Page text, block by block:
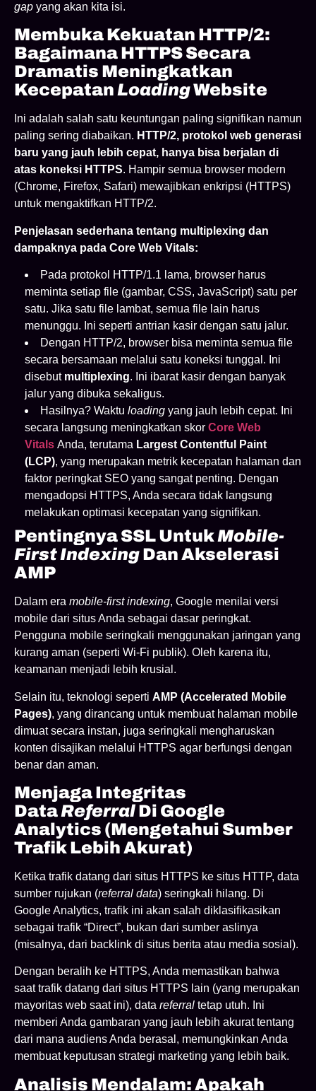
gap yang akan kita isi.
Membuka Kekuatan HTTP/2:
Bagaimana HTTPS Secara
Dramatis Meningkatkan
KecepatanLoadingWebsite
Ini adalah salah satu keuntungan paling signifikan namun
paling sering diabaikan. HTTP/2, protokol web generasi
baru yang jauh lebih cepat, hanya bisa berjalan di
atas koneksi HTTPS. Hampir semua browser modern
(Chrome, Firefox, Safari) mewajibkan enkripsi (HTTPS)
untuk mengaktifkan HTTP/2.
Penjelasan sederhana tentang multiplexing dan
dampaknya pada Core Web Vitals:
Pada protokol HTTP/1.1 lama, browser harus
meminta setiap file (gambar, CSS, JavaScript) satu per
satu. Jika satu file lambat, semua file lain harus
menunggu. Ini seperti antrian kasir dengan satu jalur.
Dengan HTTP/2, browser bisa meminta semua file
secara bersamaan melalui satu koneksi tunggal. Ini
disebut multiplexing. Ini ibarat kasir dengan banyak
jalur yang dibuka sekaligus.
Hasilnya? Waktu loading yang jauh lebih cepat. Ini
secara langsung meningkatkan skor Core Web
Vitals Anda, terutama Largest Contentful Paint
(LCP), yang merupakan metrik kecepatan halaman dan
faktor peringkat SEO yang sangat penting. Dengan
mengadopsi HTTPS, Anda secara tidak langsung
melakukan optimasi kecepatan yang signifikan.
Pentingnya SSL UntukMobile-
First IndexingDan Akselerasi
AMP
Dalam era mobile-first indexing, Google menilai versi
mobile dari situs Anda sebagai dasar peringkat.
Pengguna mobile seringkali menggunakan jaringan yang
kurang aman (seperti Wi-Fi publik). Oleh karena itu,
keamanan menjadi lebih krusial.
Selain itu, teknologi seperti AMP (Accelerated Mobile
Pages), yang dirancang untuk membuat halaman mobile
dimuat secara instan, juga seringkali mengharuskan
konten disajikan melalui HTTPS agar berfungsi dengan
benar dan aman.
Menjaga Integritas
DataReferralDi Google
Analytics (Mengetahui Sumber
Trafik Lebih Akurat)
Ketika trafik datang dari situs HTTPS ke situs HTTP, data
sumber rujukan (referral data) seringkali hilang. Di
Google Analytics, trafik ini akan salah diklasifikasikan
sebagai trafik “Direct”, bukan dari sumber aslinya
(misalnya, dari backlink di situs berita atau media sosial).
Dengan beralih ke HTTPS, Anda memastikan bahwa
saat trafik datang dari situs HTTPS lain (yang merupakan
mayoritas web saat ini), data referral tetap utuh. Ini
memberi Anda gambaran yang jauh lebih akurat tentang
dari mana audiens Anda berasal, memungkinkan Anda
membuat keputusan strategi marketing yang lebih baik.
Analisis Mendalam: Apakah